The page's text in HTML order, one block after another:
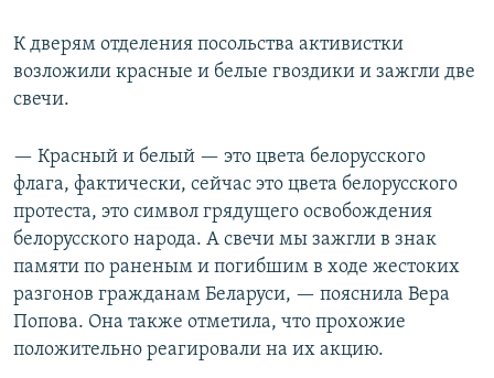
К дверям отделения посольства активистки
возложили красные и белые гвоздики и зажгли две
свечи.
— Красный и белый — это цвета белорусского
флага, фактически, сейчас это цвета белорусского
протеста, это символ грядущего освобождения
белорусского народа. А свечи мы зажгли в знак
памяти по раненым и погибшим в ходе жестоких
разгонов гражданам Беларуси, — пояснила Вера
Попова. Она также отметила, что прохожие
положительно реагировали на их акцию.